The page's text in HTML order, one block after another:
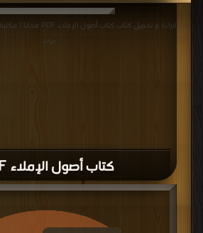
كتاب أصول الإملاء PDF
قراءة و تحميل كتاب كتاب أصول الإملاء PDF مجانا | مكتبة >
مرات